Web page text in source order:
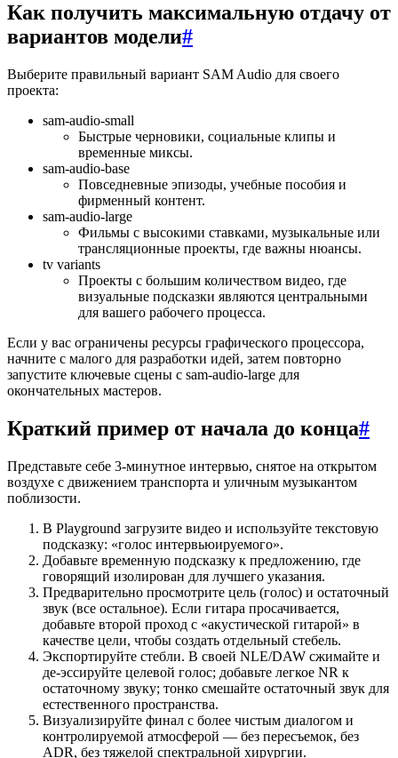
Как получить максимальную отдачу от
вариантов модели#
Выберите правильный вариант SAM Audio для своего
проекта:
sam-audio-small
Быстрые черновики, социальные клипы и
временные миксы.
sam-audio-base
Повседневные эпизоды, учебные пособия и
фирменный контент.
sam-audio-large
Фильмы с высокими ставками, музыкальные или
трансляционные проекты, где важны нюансы.
tv variants
Проекты с большим количеством видео, где
визуальные подсказки являются центральными
для вашего рабочего процесса.
Если у вас ограничены ресурсы графического процессора,
начните с малого для разработки идей, затем повторно
запустите ключевые сцены с sam-audio-large для
окончательных мастеров.
Краткий пример от начала до конца#
Представьте себе 3-минутное интервью, снятое на открытом
воздухе с движением транспорта и уличным музыкантом
поблизости.
В Playground загрузите видео и используйте текстовую
подсказку: «голос интервьюируемого».
Добавьте временную подсказку к предложению, где
говорящий изолирован для лучшего указания.
Предварительно просмотрите цель (голос) и остаточный
звук (все остальное). Если гитара просачивается,
добавьте второй проход с «акустической гитарой» в
качестве цели, чтобы создать отдельный стебель.
Экспортируйте стебли. В своей NLE/DAW сжимайте и
де-эссируйте целевой голос; добавьте легкое NR к
остаточному звуку; тонко смешайте остаточный звук для
естественного пространства.
Визуализируйте финал с более чистым диалогом и
контролируемой атмосферой — без пересъемок, без
ADR, без тяжелой спектральной хирургии.